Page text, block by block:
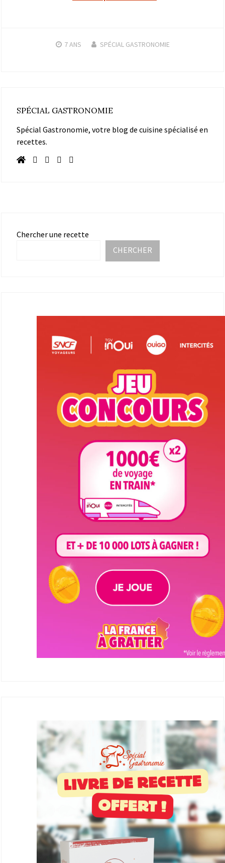
7 ANS SPÉCIAL GASTRONOMIE
SPÉCIAL GASTRONOMIE
Spécial Gastronomie, votre blog de cuisine spécialisé en
recettes.
Chercher une recette
CHERCHER